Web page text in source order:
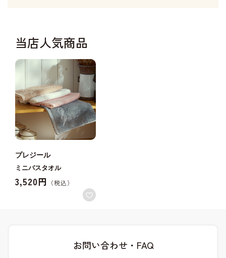
当店人気商品
プレジール
ミニバスタオル
3,520円
お問い合わせ・FAQ